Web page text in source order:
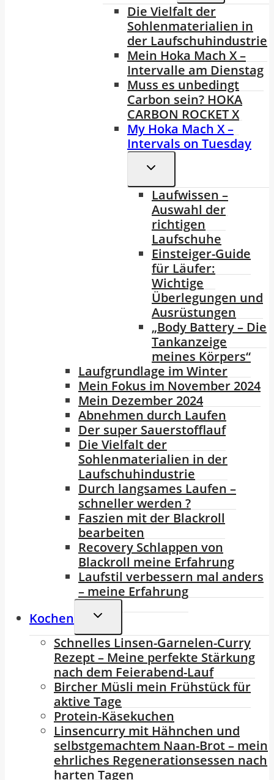
Die Vielfalt der
Sohlenmaterialien in
der Laufschuhindustrie
Mein Hoka Mach X –
Intervalle am Dienstag
Muss es unbedingt
Carbon sein? HOKA
CARBON ROCKET X
My Hoka Mach X –
Intervals on Tuesday
Untermenü
Laufwissen –
Auswahl der
richtigen
Laufschuhe
Einsteiger-Guide
für Läufer:
Wichtige
Überlegungen und
Ausrüstungen
„Body Battery – Die
Tankanzeige
meines Körpers“
Laufgrundlage im Winter
Mein Fokus im November 2024
Mein Dezember 2024
Abnehmen durch Laufen
Der super Sauerstofflauf
Die Vielfalt der
Sohlenmaterialien in der
Laufschuhindustrie
Durch langsames Laufen –
schneller werden ?
Faszien mit der Blackroll
bearbeiten
Recovery Schlappen von
Blackroll meine Erfahrung
Laufstil verbessern mal anders
– meine Erfahrung
Kochen
Untermenü
Schnelles Linsen-Garnelen-Curry
Rezept – Meine perfekte Stärkung
nach dem Feierabend-Lauf
Bircher Müsli mein Frühstück für
aktive Tage
Protein-Käsekuchen
Linsencurry mit Hähnchen und
selbstgemachtem Naan-Brot – mein
ehrliches Regenerationsessen nach
harten Tagen